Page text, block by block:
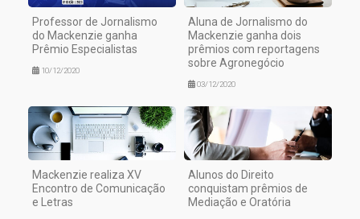
Professor de Jornalismo
do Mackenzie ganha
Prêmio Especialistas
10/12/2020
Aluna de Jornalismo do
Mackenzie ganha dois
prêmios com reportagens
sobre Agronegócio
03/12/2020
Mackenzie realiza XV
Encontro de Comunicação
e Letras
Alunos do Direito
conquistam prêmios de
Mediação e Oratória